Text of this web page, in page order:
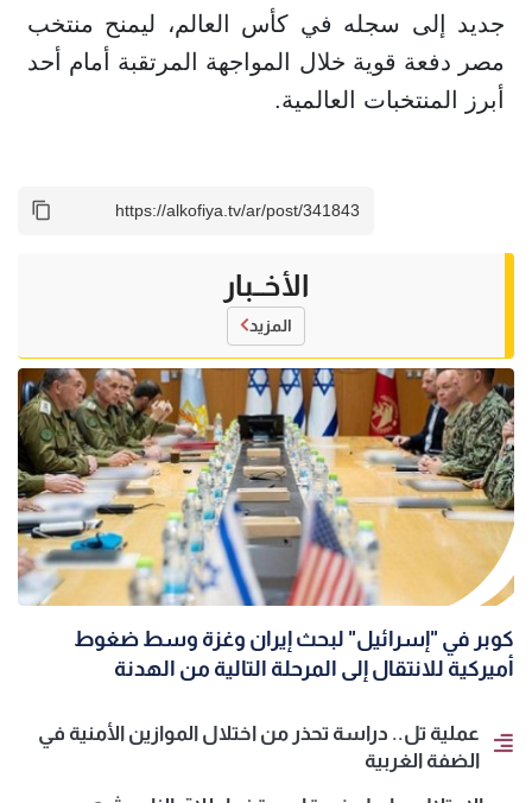
جديد إلى سجله في كأس العالم، ليمنح منتخب
مصر دفعة قوية خلال المواجهة المرتقبة أمام أحد
أبرز المنتخبات العالمية.
الأخــبار
المزيد
كوبر في "إسرائيل" لبحث إيران وغزة وسط ضغوط
أميركية للانتقال إلى المرحلة التالية من الهدنة
عملية تل.. دراسة تحذر من اختلال الموازين الأمنية في
الضفة الغربية